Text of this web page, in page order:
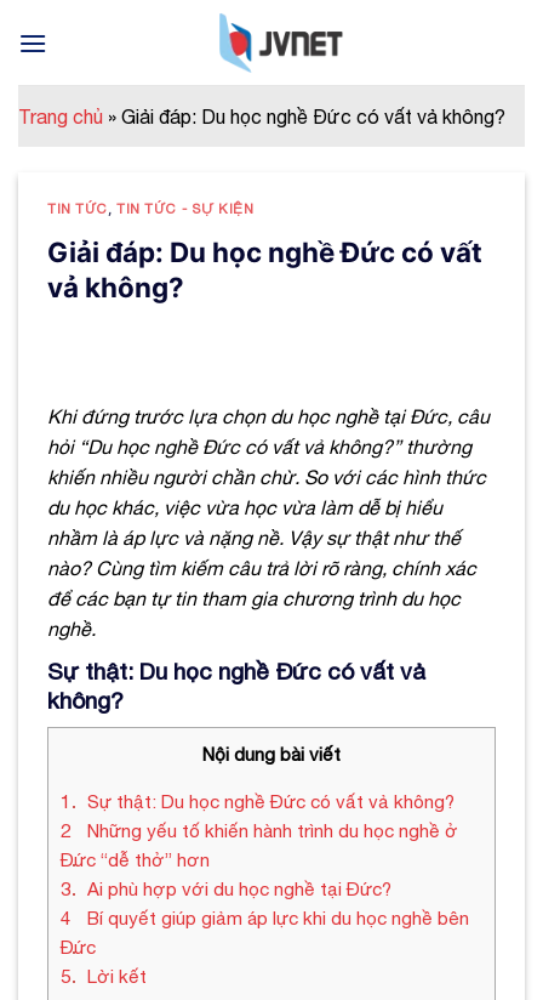
Trang chủ » Giải đáp: Du học nghề Đức có vất vả không?
TIN TỨC ,TIN TỨC - SỰ KIỆN
Giải đáp: Du học nghề Đức có vất
vả không?
Khi đứng trước lựa chọn du học nghề tại Đức, câu
hỏi “Du học nghề Đức có vất vả không?” thường
khiến nhiều người chần chừ. So với các hình thức
du học khác, việc vừa học vừa làm dễ bị hiểu
nhầm là áp lực và nặng nề. Vậy sự thật như thế
nào? Cùng tìm kiếm câu trả lời rõ ràng, chính xác
để các bạn tự tin tham gia chương trình du học
nghề.
Sự thật: Du học nghề Đức có vất vả
không?
Nội dung bài viết
1
Sự thật: Du học nghề Đức có vất vả không?
2
Những yếu tố khiến hành trình du học nghề ở
Đức “dễ thở” hơn
3
Ai phù hợp với du học nghề tại Đức?
4
Bí quyết giúp giảm áp lực khi du học nghề bên
Đức
5
Lời kết